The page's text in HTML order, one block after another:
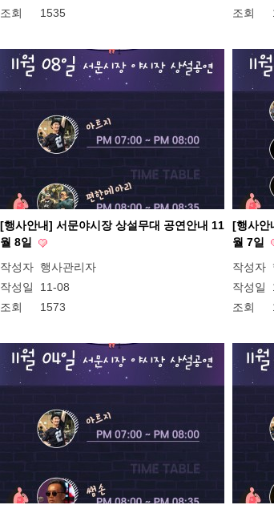
조회
1535
조회
[행사안내] 서문야시장 상설무대 공연안내 11
월 8일
작성자 행사관리자
작성일
11-08
조회
1573
[행사안
월 7일
작성자
작성일
조회